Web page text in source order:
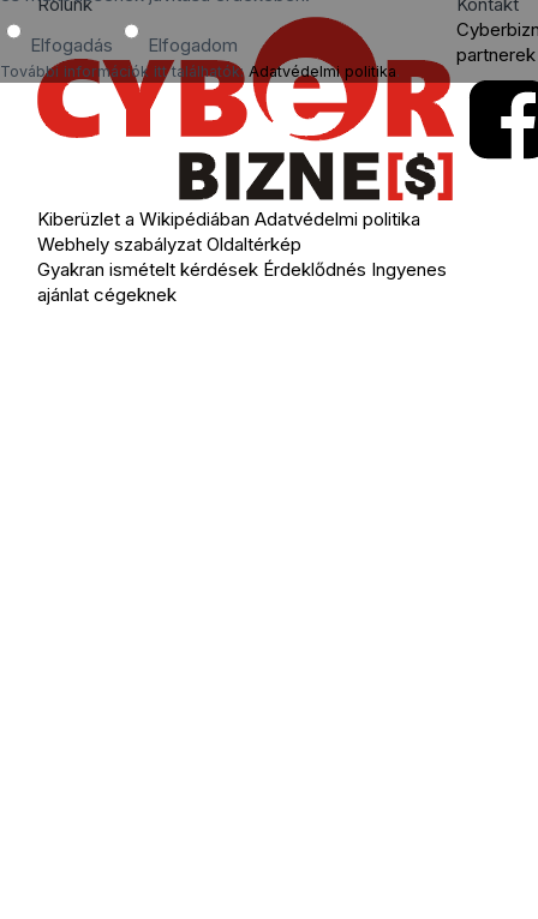
Elfogadás Elfogadom
További információk itt találhatók: Adatvédelmi politika.
Kiberüzlet a Wikipédiában Adatvédelmi politika
Webhely szabályzat Oldaltérkép
Gyakran ismételt kérdések Érdeklődnés Ingyenes
ajánlat cégeknek
partnerek